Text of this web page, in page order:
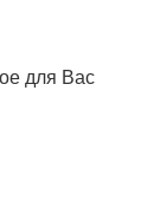
для Вас